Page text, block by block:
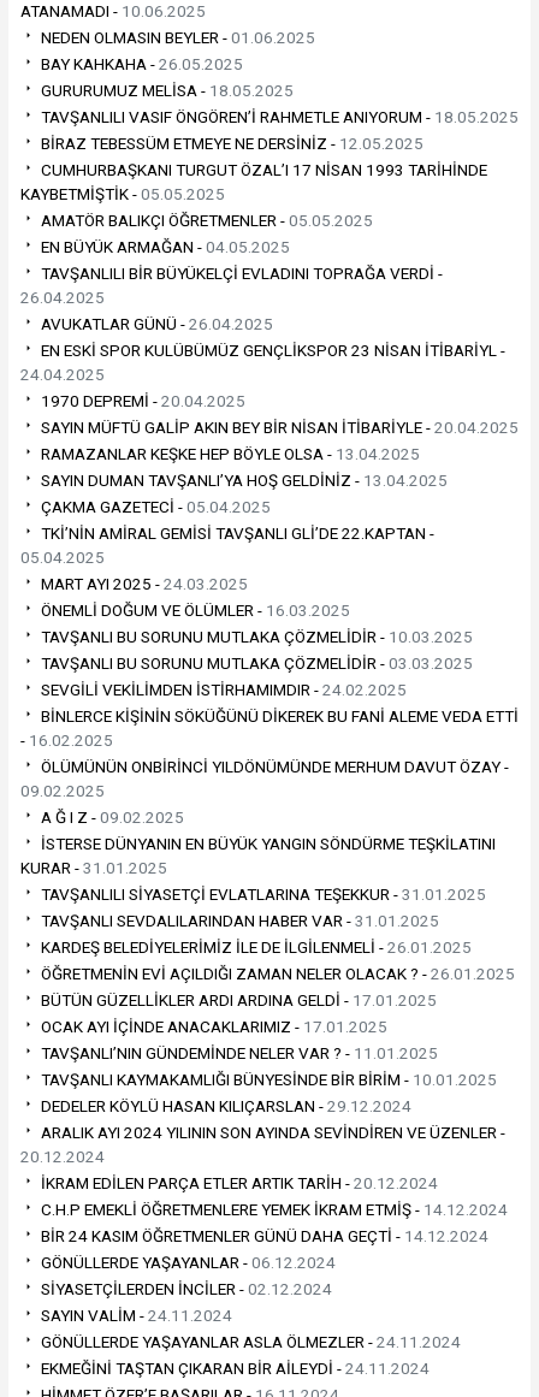
ATANAMADI - 10.06.2025
NEDEN OLMASIN BEYLER -01.06.2025
BAY KAHKAHA -26.05.2025
GURURUMUZ MELİSA - 18.05.2025
TAVŞANLILI VASIF ÖNGÖREN’İ RAHMETLE ANIYORUM - 18.05.2025
BİRAZ TEBESSÜM ETMEYE NE DERSİNİZ - 12.05.2025
CUMHURBAŞKANI TURGUT ÖZAL’I 17 NİSAN 1993 TARİHİNDE
KAYBETMİŞTİK -05.05.2025
AMATÖR BALIKÇI ÖĞRETMENLER -05.05.2025
EN BÜYÜK ARMAĞAN -04.05.2025
TAVŞANLILI BİR BÜYÜKELÇİ EVLADINI TOPRAĞA VERDİ -
26.04.2025
AVUKATLAR GÜNÜ -26.04.2025
EN ESKİ SPOR KULÜBÜMÜZ GENÇLİKSPOR 23 NİSAN İTİBARİYL -
24.04.2025
1970 DEPREMİ -20.04.2025
SAYIN MÜFTÜ GALİP AKIN BEY BİR NİSAN İTİBARİYLE -20.04.2025
RAMAZANLAR KEŞKE HEP BÖYLE OLSA - 13.04.2025
SAYIN DUMAN TAVŞANLI’YA HOŞ GELDİNİZ - 13.04.2025
ÇAKMA GAZETECİ -05.04.2025
TKİ’NİN AMİRAL GEMİSİ TAVŞANLI GLİ’DE 22.KAPTAN -
05.04.2025
MART AYI 2025 -24.03.2025
ÖNEMLİ DOĞUM VE ÖLÜMLER - 16.03.2025
TAVŞANLI BU SORUNU MUTLAKA ÇÖZMELİDİR - 10.03.2025
TAVŞANLI BU SORUNU MUTLAKA ÇÖZMELİDİR -03.03.2025
SEVGİLİ VEKİLİMDEN İSTİRHAMIMDIR -24.02.2025
BİNLERCE KİŞİNİN SÖKÜĞÜNÜ DİKEREK BU FANİ ALEME VEDA ETTİ
- 16.02.2025
ÖLÜMÜNÜN ONBİRİNCİ YILDÖNÜMÜNDE MERHUM DAVUT ÖZAY -
09.02.2025
A Ğ I Z -09.02.2025
İSTERSE DÜNYANIN EN BÜYÜK YANGIN SÖNDÜRME TEŞKİLATINI
KURAR -31.01.2025
TAVŞANLILI SİYASETÇİ EVLATLARINA TEŞEKKUR -31.01.2025
TAVŞANLI SEVDALILARINDAN HABER VAR -31.01.2025
KARDEŞ BELEDİYELERİMİZ İLE DE İLGİLENMELİ -26.01.2025
ÖĞRETMENİN EVİ AÇILDIĞI ZAMAN NELER OLACAK ? -26.01.2025
BÜTÜN GÜZELLİKLER ARDI ARDINA GELDİ - 17.01.2025
OCAK AYI İÇİNDE ANACAKLARIMIZ - 17.01.2025
TAVŞANLI’NIN GÜNDEMİNDE NELER VAR ? - 11.01.2025
TAVŞANLI KAYMAKAMLIĞI BÜNYESİNDE BİR BİRİM - 10.01.2025
DEDELER KÖYLÜ HASAN KILIÇARSLAN -29.12.2024
ARALIK AYI 2024 YILININ SON AYINDA SEVİNDİREN VE ÜZENLER -
20.12.2024
İKRAM EDİLEN PARÇA ETLER ARTIK TARİH -20.12.2024
C.H.P EMEKLİ ÖĞRETMENLERE YEMEK İKRAM ETMİŞ - 14.12.2024
BİR 24 KASIM ÖĞRETMENLER GÜNÜ DAHA GEÇTİ - 14.12.2024
GÖNÜLLERDE YAŞAYANLAR -06.12.2024
SİYASETÇİLERDEN İNCİLER -02.12.2024
SAYIN VALİM -24.11.2024
GÖNÜLLERDE YAŞAYANLAR ASLA ÖLMEZLER -24.11.2024
EKMEĞİNİ TAŞTAN ÇIKARAN BİR AİLEYDİ -24.11.2024